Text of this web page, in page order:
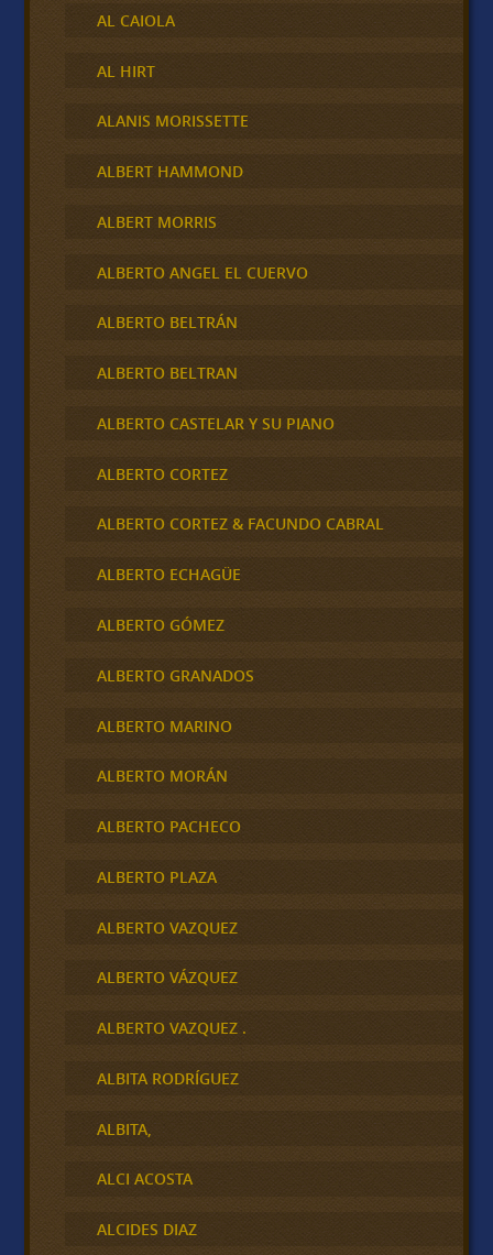
AL CAIOLA
AL HIRT
ALANIS MORISSETTE
ALBERT HAMMOND
ALBERT MORRIS
ALBERTO ANGEL EL CUERVO
ALBERTO BELTRÁN
ALBERTO BELTRAN
ALBERTO CASTELAR Y SU PIANO
ALBERTO CORTEZ
ALBERTO CORTEZ & FACUNDO CABRAL
ALBERTO ECHAGÜE
ALBERTO GÓMEZ
ALBERTO GRANADOS
ALBERTO MARINO
ALBERTO MORÁN
ALBERTO PACHECO
ALBERTO PLAZA
ALBERTO VAZQUEZ
ALBERTO VÁZQUEZ
ALBERTO VAZQUEZ .
ALBITA RODRÍGUEZ
ALBITA,
ALCI ACOSTA
ALCIDES DIAZ